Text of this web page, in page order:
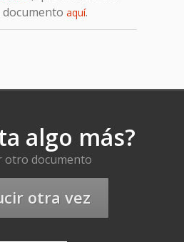
aquí.
algo más?
otro documento
otra vez